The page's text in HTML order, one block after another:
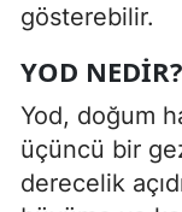
gösterebilir.
YOD NEDIR?
Yod, doğum
üçüncü bir
derecelik